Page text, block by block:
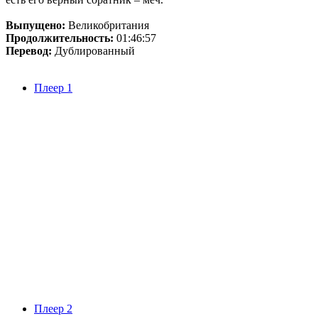
Выпущено: Великобритания
Продолжительность: 01:46:57
Перевод: Дублированный
Плеер 1
Плеер 2